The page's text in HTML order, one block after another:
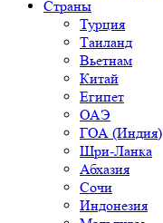
Страны
Турция
Таиланд
Вьетнам
Китай
Египет
ОАЭ
ГОА (Индия)
Шри-Ланка
Абхазия
Сочи
Индонезия